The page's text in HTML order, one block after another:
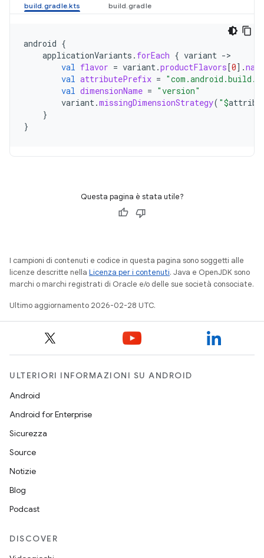
android {
applicationVariants . forEach { variant -
val flavor = variant.productFlavors[0] .
val attributePrefix =
val dimensionName = "version"
variant.missingDimensionStrategy( "$
}
}
Questa pagina è stata utile?
I campioni di contenuti e codice in questa pagina sono soggetti alle
licenze descritte nella Licenza per i contenuti. Java e OpenJDK sono
marchi o marchi registrati di Oracle e/o delle sue società consociate.
Ultimo aggiornamento 2026-02-28 UTC.
ULTERIORI INFORMAZIONI SU ANDROID
Android
Android for Enterprise
Sicurezza
Source
Notizie
Blog
Podcast
DISCOVER